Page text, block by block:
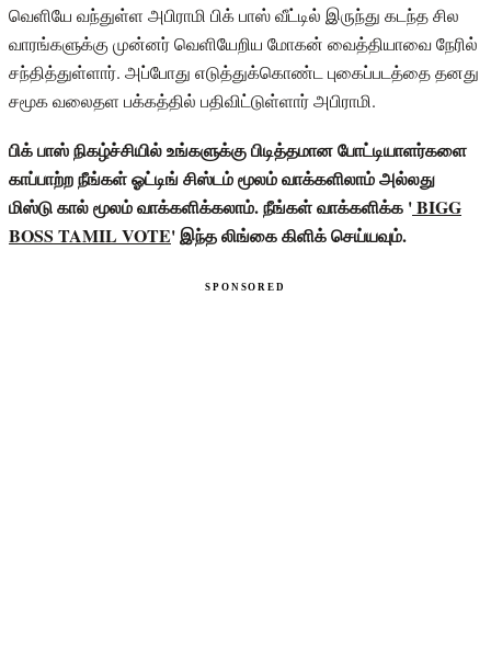
வெளியே வந்துள்ள அபிராமி பிக் பாஸ் வீட்டில் இருந்து கடந்த சில
வாரங்களுக்கு முன்னர் வெளியேறிய மோகன் வைத்தியாவை நேரில்
சந்தித்துள்ளார். அப்போது எடுத்துக்கொண்ட புகைப்படத்தை தனது
சமூக வலைதள பக்கத்தில் பதிவிட்டுள்ளார் அபிராமி.
பிக் பாஸ் நிகழ்ச்சியில் உங்களுக்கு பிடித்தமான போட்டியாளர்களை
காப்பாற்ற நீங்கள் ஓட்டிங் சிஸ்டம் மூலம் வாக்களிலாம் அல்லது
மிஸ்டு கால் மூலம் வாக்களிக்கலாம். நீங்கள் வாக்களிக்க 'BIGG
BOSS TAMIL VOTE' இந்த லிங்கை கிளிக் செய்யவும்.